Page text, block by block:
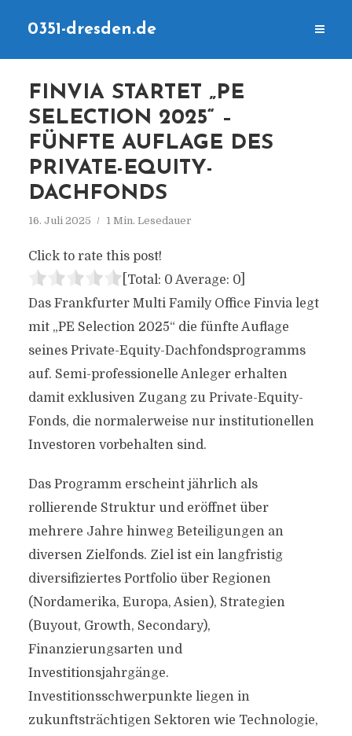
0351-dresden.de
FINVIA STARTET „PE
SELECTION 2025“ –
FÜNFTE AUFLAGE DES
PRIVATE-EQUITY-
DACHFONDS
16. Juli 2025 1 Min. Lesedauer
Click to rate this post!
[Total: 0 Average: 0]
Das Frankfurter Multi Family Office Finvia legt
mit „PE Selection 2025“ die fünfte Auflage
seines Private-Equity-Dachfondsprogramms
auf. Semi-professionelle Anleger erhalten
damit exklusiven Zugang zu Private-Equity-
Fonds, die normalerweise nur institutionellen
Investoren vorbehalten sind.
Das Programm erscheint jährlich als
rollierende Struktur und eröffnet über
mehrere Jahre hinweg Beteiligungen an
diversen Zielfonds. Ziel ist ein langfristig
diversifiziertes Portfolio über Regionen
(Nordamerika, Europa, Asien), Strategien
(Buyout, Growth, Secondary),
Finanzierungsarten und
Investitionsjahrgänge.
Investitionsschwerpunkte liegen in
zukunftsträchtigen Sektoren wie Technologie,